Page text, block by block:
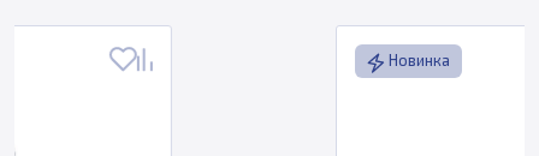
Новинка